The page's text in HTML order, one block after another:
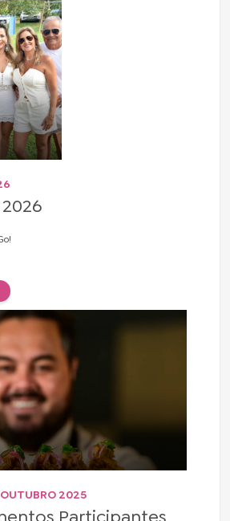
2025